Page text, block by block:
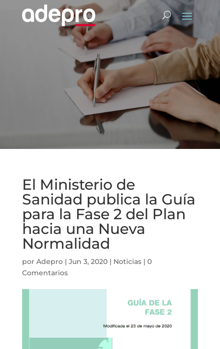
El Ministerio de
Sanidad publica la Guía
para la Fase 2 del Plan
hacia una Nueva
Normalidad
por Adepro| Jun 3, 2020| Noticias| 0
Comentarios